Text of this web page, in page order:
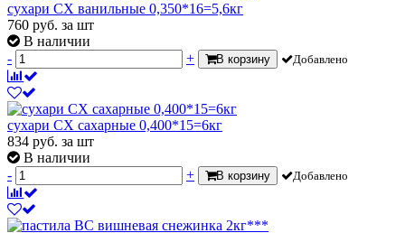
сухари СХ ванильные 0,350*16=5,6кг
760 руб. за шт
В наличии
-
+ В корзину Добавлено
сухари СХ сахарные 0,400*15=6кг
834 руб. за шт
В наличии
-
+ В корзину Добавлено